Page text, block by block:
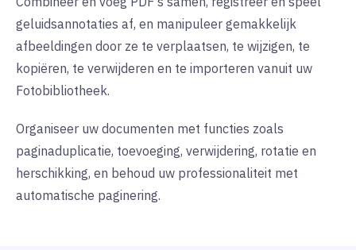
geluidsannotaties af, en manipuleer gemakkelijk
afbeeldingen door ze te verplaatsen, te wijzigen, te
kopiëren, te verwijderen en te importeren vanuit uw
Fotobibliotheek.
Organiseer uw documenten met functies zoals
paginaduplicatie, toevoeging, verwijdering, rotatie en
herschikking, en behoud uw professionaliteit met
automatische paginering.